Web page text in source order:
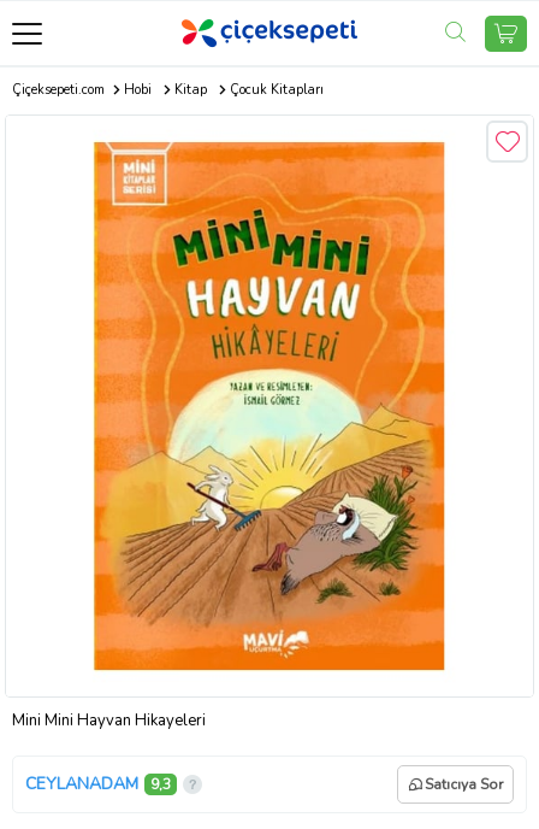
Çiçeksepeti.com Hobi Kitap Çocuk Kitapları
Mini Mini Hayvan Hikayeleri
CEYLANADAM 9,3 Satıcıya Sor